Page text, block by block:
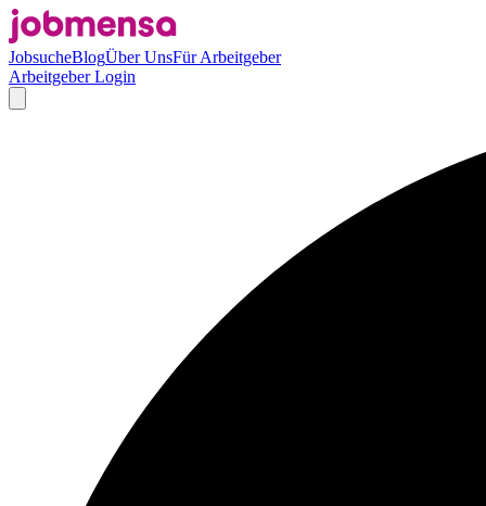
JobsucheBlogÜber UnsFür Arbeitgeber
Arbeitgeber Login